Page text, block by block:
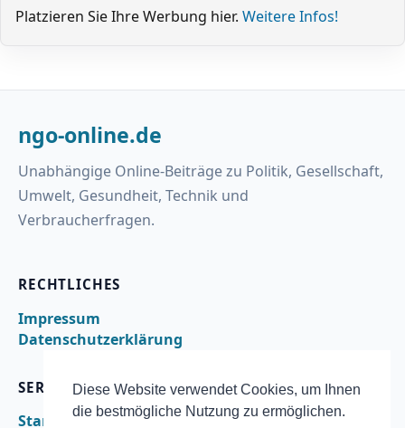
Diese Website verwendet Cookies, um Ihnen
die bestmögliche Nutzung zu ermöglichen.
Platzieren Sie Ihre Werbung hier. Weitere Infos!
ngo-online.de
Unabhängige Online-Beiträge zu Politik, Gesellschaft,
Umwelt, Gesundheit, Technik und
Verbraucherfragen.
RECHTLICHES
Impressum
Datenschutzerklärung
SERVICE
Startseite